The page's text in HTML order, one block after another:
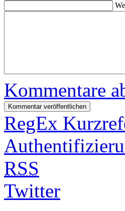
Kommentare
RegEx
RSS
Twitter